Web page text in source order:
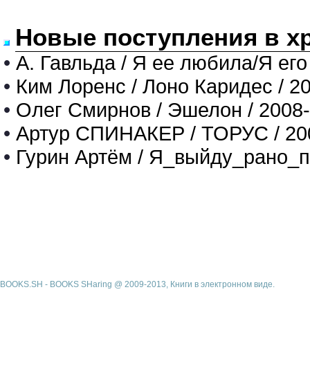
Новые поступления в
• А. Гавльда / Я ее любила/Я
• Ким Лоренс / Лоно Каридес /
• Олег Смирнов / Эшелон /
• Артур СПИНАКЕР / ТОРУС /
• Гурин Артём /
BOOKS.SH - BOOKS SHaring @ 2009-2013, Книги в электронном виде.